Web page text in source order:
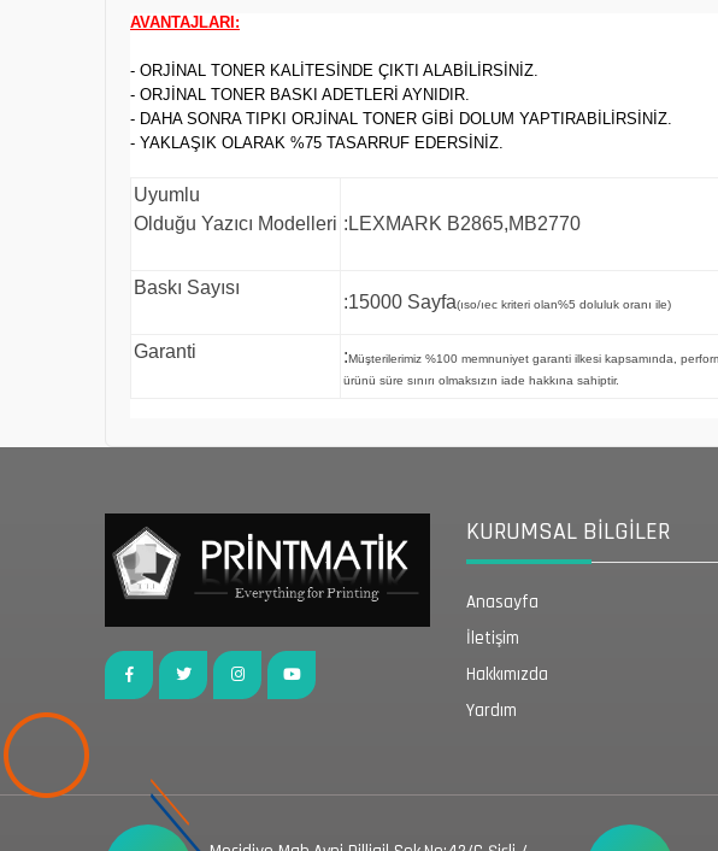
AVANTAJLARI:
- ORJİNAL TONER KALİTESİNDE ÇIKTI ALABİLİRSİNİZ.
- ORJİNAL TONER BASKI ADETLERİ AYNIDIR.
- DAHA SONRA TIPKI ORJİNAL TONER GİBİ DOLUM YAPTIRABİLİRSİNİZ.
- YAKLAŞIK OLARAK %75 TASARRUF EDERSİNİZ.
Uyumlu
Olduğu Yazıcı Modelleri :LEXMARK B2865,MB2770
Baskı Sayısı
:15000 Sayfa(ıso/ıec kriteri olan%5 doluluk oranı ile)
Garanti :Müşterilerimiz %100 memnuniyet garanti ilkesi kapsamında,
ürünü süre sınırı olmaksızın iade hakkına sahiptir.
KURUMSAL BİLGİLER
Anasayfa
İletişim
Hakkımızda
Yardım